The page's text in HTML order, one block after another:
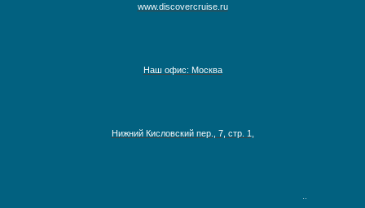
www.discovercruise.ru
Наш офис: Москва
Нижний Кисловский пер., 7, стр. 1,Африка и Индийский океан